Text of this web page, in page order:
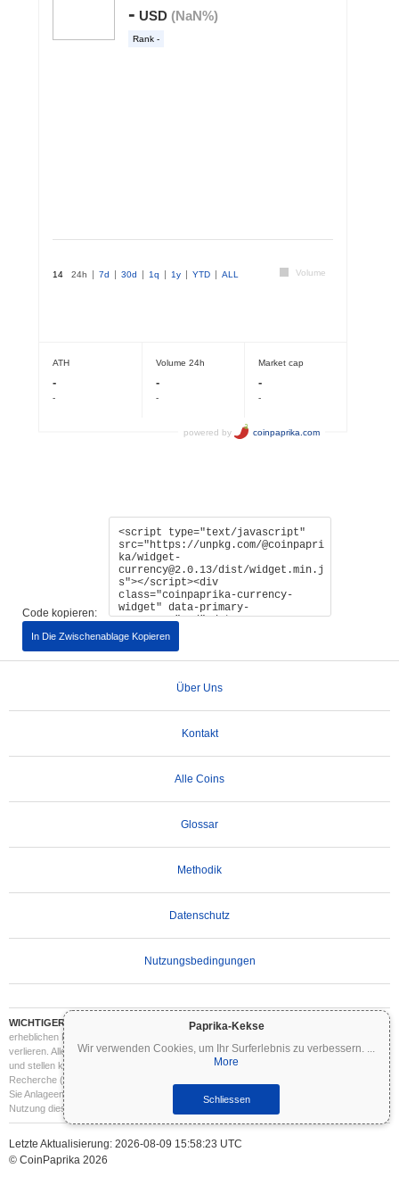
Paprika-Kekse
Wir verwenden Cookies, um Ihr Surferlebnis zu verbessern. ...
More
Schliessen
Code kopieren:
In Die Zwischenablage Kopieren
Über Uns
Kontakt
Alle Coins
Glossar
Methodik
Datenschutz
Nutzungsbedingungen
WICHTIGER HAFTUNGSAUSSCHLUSS:Kryptowährungen sind hochvolatil und mit
erheblichen Risiken verbunden. Sie können einen Teil oder Ihre gesamte Investition
verlieren. Alle Informationen auf Coinpaprika dienen ausschließlich Informationszwecken
und stellen keine Finanz- oder Anlageberatung dar. Führen Sie stets Ihre eigene
Recherche (DYOR) durch und konsultieren Sie einen qualifizierten Finanzberater, bevor
Sie Anlageentscheidungen treffen. Coinpaprika haftet nicht für Verluste, die aus der
Nutzung dieser Informationen entstehen.
Letzte Aktualisierung: 2026-08-09 15:58:23 UTC
© CoinPaprika 2026